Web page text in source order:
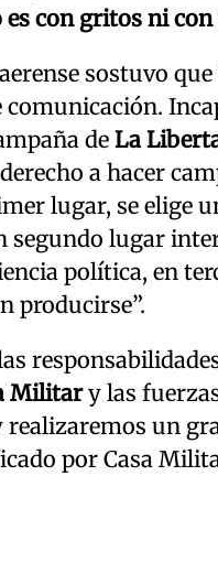
con gritos ni
sostuvo
de La
a hacer
lugar, se elige
segundo lugar
política, en
producirse”.
Military las
un
por Casa